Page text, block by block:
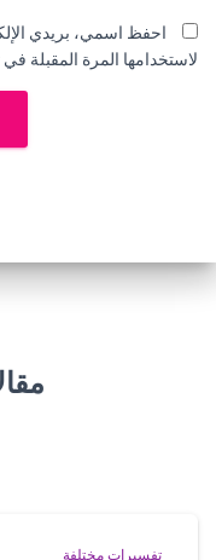
احفظ اسمي، بريدي
لاستخدامها المرة المقبلة في
تفسيرات مختلفة